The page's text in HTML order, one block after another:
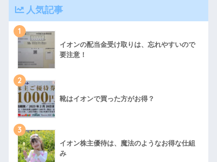
人気記事
1
イオンの配当金受け取りは、忘れやすいので
要注意！
2
靴はイオンで買った方がお得？
3
イオン株主優待は、魔法のようなお得な仕組
み